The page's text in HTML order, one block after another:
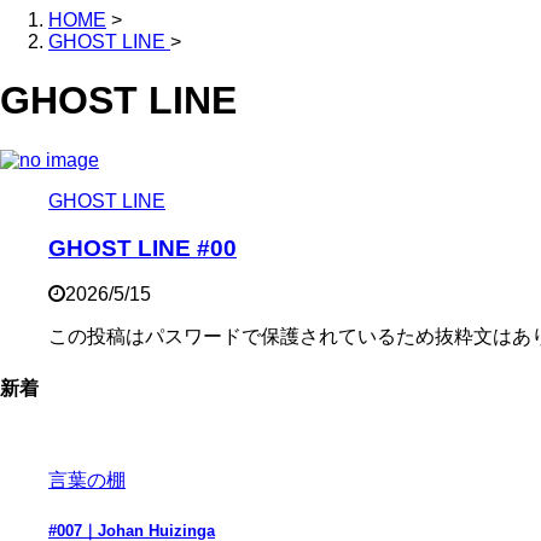
HOME >
GHOST LINE >
GHOST LINE
GHOST LINE
GHOST LINE #00
2026/5/15
この投稿はパスワードで保護されているため抜粋文はあ
新着
言葉の棚
#007｜Johan Huizinga